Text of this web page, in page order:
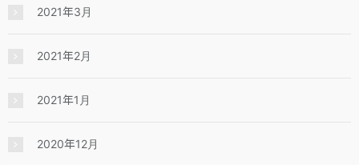
2021年3月
2021年2月
2021年1月
2020年12月